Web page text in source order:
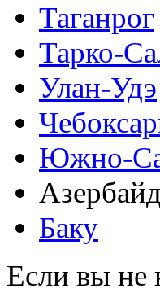
Таганрог
Тарко-
Улан-Удэ
Южно-
Баку
Если вы не